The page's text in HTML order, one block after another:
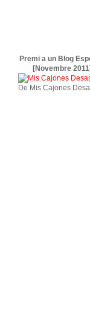
Premi a un Blog
[Novembre
De Mis Cajones